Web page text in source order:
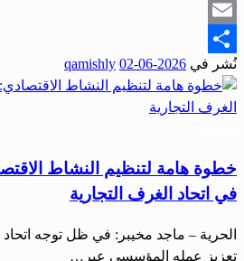
Snapchat
Email
Share
نُشر في 2026-06-02
qamishly
خطوة هامة لتنظيم النشاط
في اتحاد الغرف التجارية
الحرية – ماجد مخيبر: في ظل توجه
تعزيز عمله المؤسسي عبر…